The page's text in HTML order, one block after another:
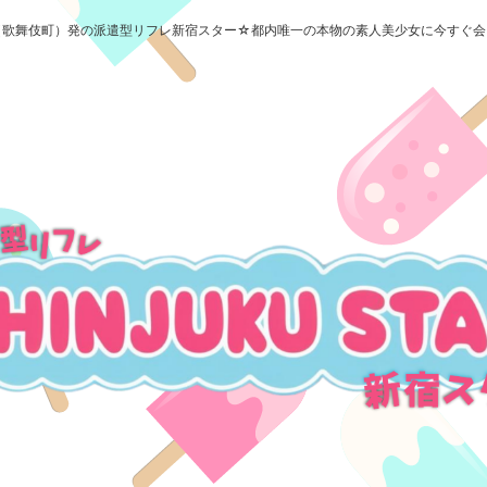
舞伎町）発の派遣型リフレ新宿スター☆都内唯一の本物の素人美少女に今すぐ